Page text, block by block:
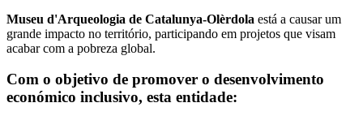
Museu d'Arqueologia de Catalunya-Olèrdola está a causar um
grande impacto no território, participando em projetos que visam
acabar com a pobreza global.
Com o objetivo de promover o desenvolvimento
económico inclusivo, esta entidade: